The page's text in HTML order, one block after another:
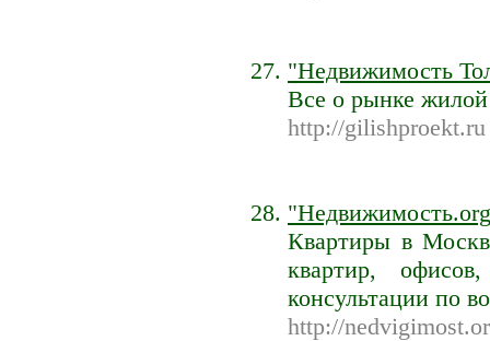
"Недвижимость
Все о рынке
http://gilishproekt.ru
Квартиры в
квартир,
консультации по
http://